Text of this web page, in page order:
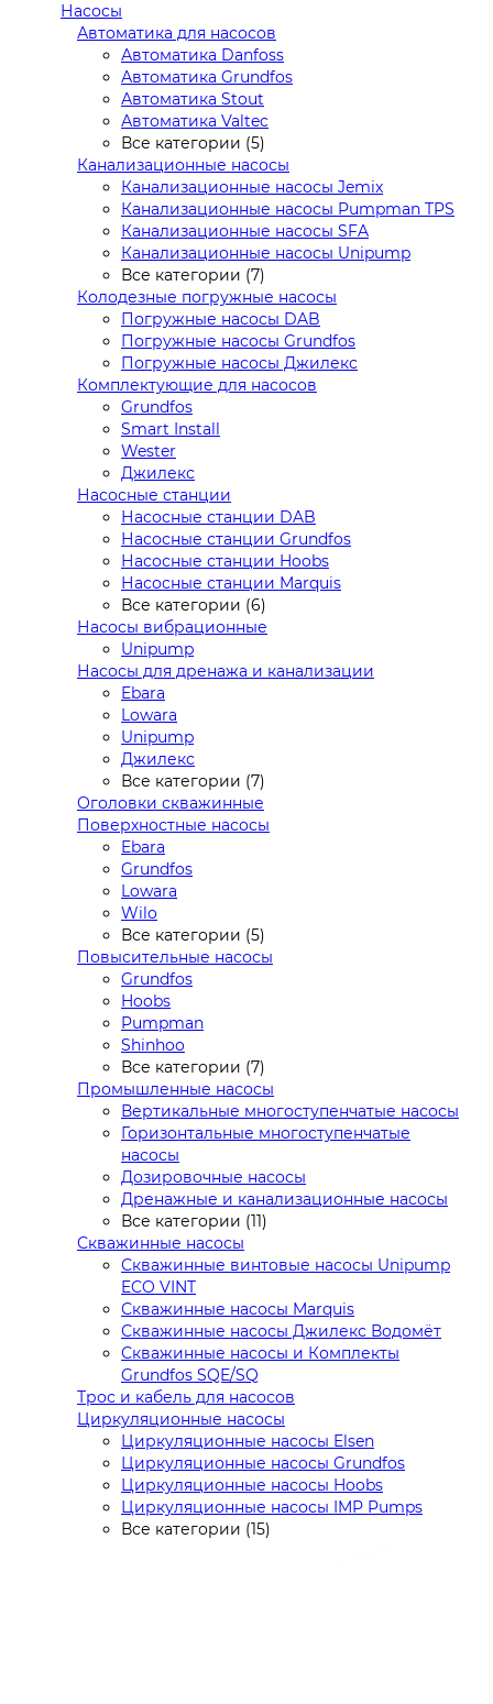
Насосы
Автоматика для насосов
Автоматика Danfoss
Автоматика Grundfos
Автоматика Stout
Автоматика Valtec
Все категории (5)
Канализационные насосы
Канализационные насосы Jemix
Канализационные насосы Pumpman TPS
Канализационные насосы SFA
Канализационные насосы Unipump
Все категории (7)
Колодезные погружные насосы
Погружные насосы DAB
Погружные насосы Grundfos
Погружные насосы Джилекс
Комплектующие для насосов
Grundfos
Smart Install
Wester
Джилекс
Насосные станции
Насосные станции DAB
Насосные станции Grundfos
Насосные станции Hoobs
Насосные станции Marquis
Все категории (6)
Насосы вибрационные
Unipump
Насосы для дренажа и канализации
Ebara
Lowara
Unipump
Джилекс
Все категории (7)
Оголовки скважинные
Поверхностные насосы
Ebara
Grundfos
Lowara
Wilo
Все категории (5)
Повысительные насосы
Grundfos
Hoobs
Pumpman
Shinhoo
Все категории (7)
Промышленные насосы
Вертикальные многоступенчатые насосы
Горизонтальные многоступенчатые
насосы
Дозировочные насосы
Дренажные и канализационные насосы
Все категории (11)
Скважинные насосы
Скважинные винтовые насосы Unipump
ECO VINT
Скважинные насосы Marquis
Скважинные насосы Джилекс Водомёт
Скважинные насосы и Комплекты
Grundfos SQE/SQ
Трос и кабель для насосов
Циркуляционные насосы
Циркуляционные насосы Elsen
Циркуляционные насосы Grundfos
Циркуляционные насосы Hoobs
Циркуляционные насосы IMP Pumps
Все категории (15)